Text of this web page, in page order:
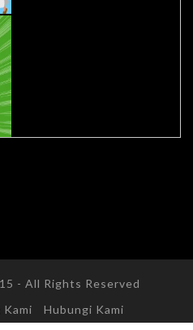
- All Rights Reserved
Hubungi Kami